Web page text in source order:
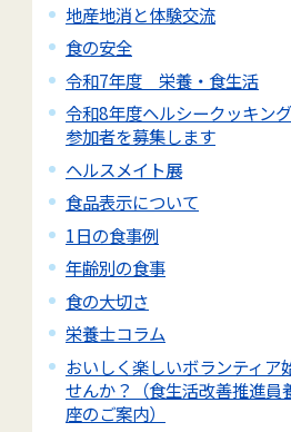
地産地消と体験交流
食の安全
令和7年度 栄養・食生活
令和8年度ヘルシークッキン
参加者を募集します
ヘルスメイト展
食品表示について
1日の食事例
年齢別の食事
食の大切さ
栄養士コラム
おいしく楽しいボランティア
せんか？（食生活改善推進員
座のご案内）